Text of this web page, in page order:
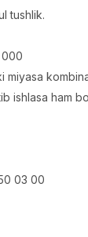
tushlik.
miyasa
ishlasa ham
03 00